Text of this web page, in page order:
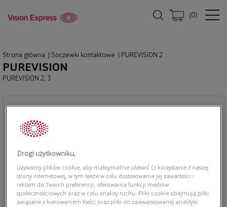
(0)
Strona główna Soczewki kontaktowe PUREVISION 2
PUREVISION
PUREVISION 2, 3
Drogi użytkowniku,
Używamy plików cookie, aby maksymalnie ułatwić Ci korzystanie z naszej
strony internetowej, w tym także w celu dostosowania jej zawartości i
reklam do Twoich preferencji, oferowania funkcji mediów
społecznościowych oraz w celu analizy ruchu. Pliki cookie obejmują pliki
związane z kierowaniem treści oraz pliki do zaawansowanej analityki.